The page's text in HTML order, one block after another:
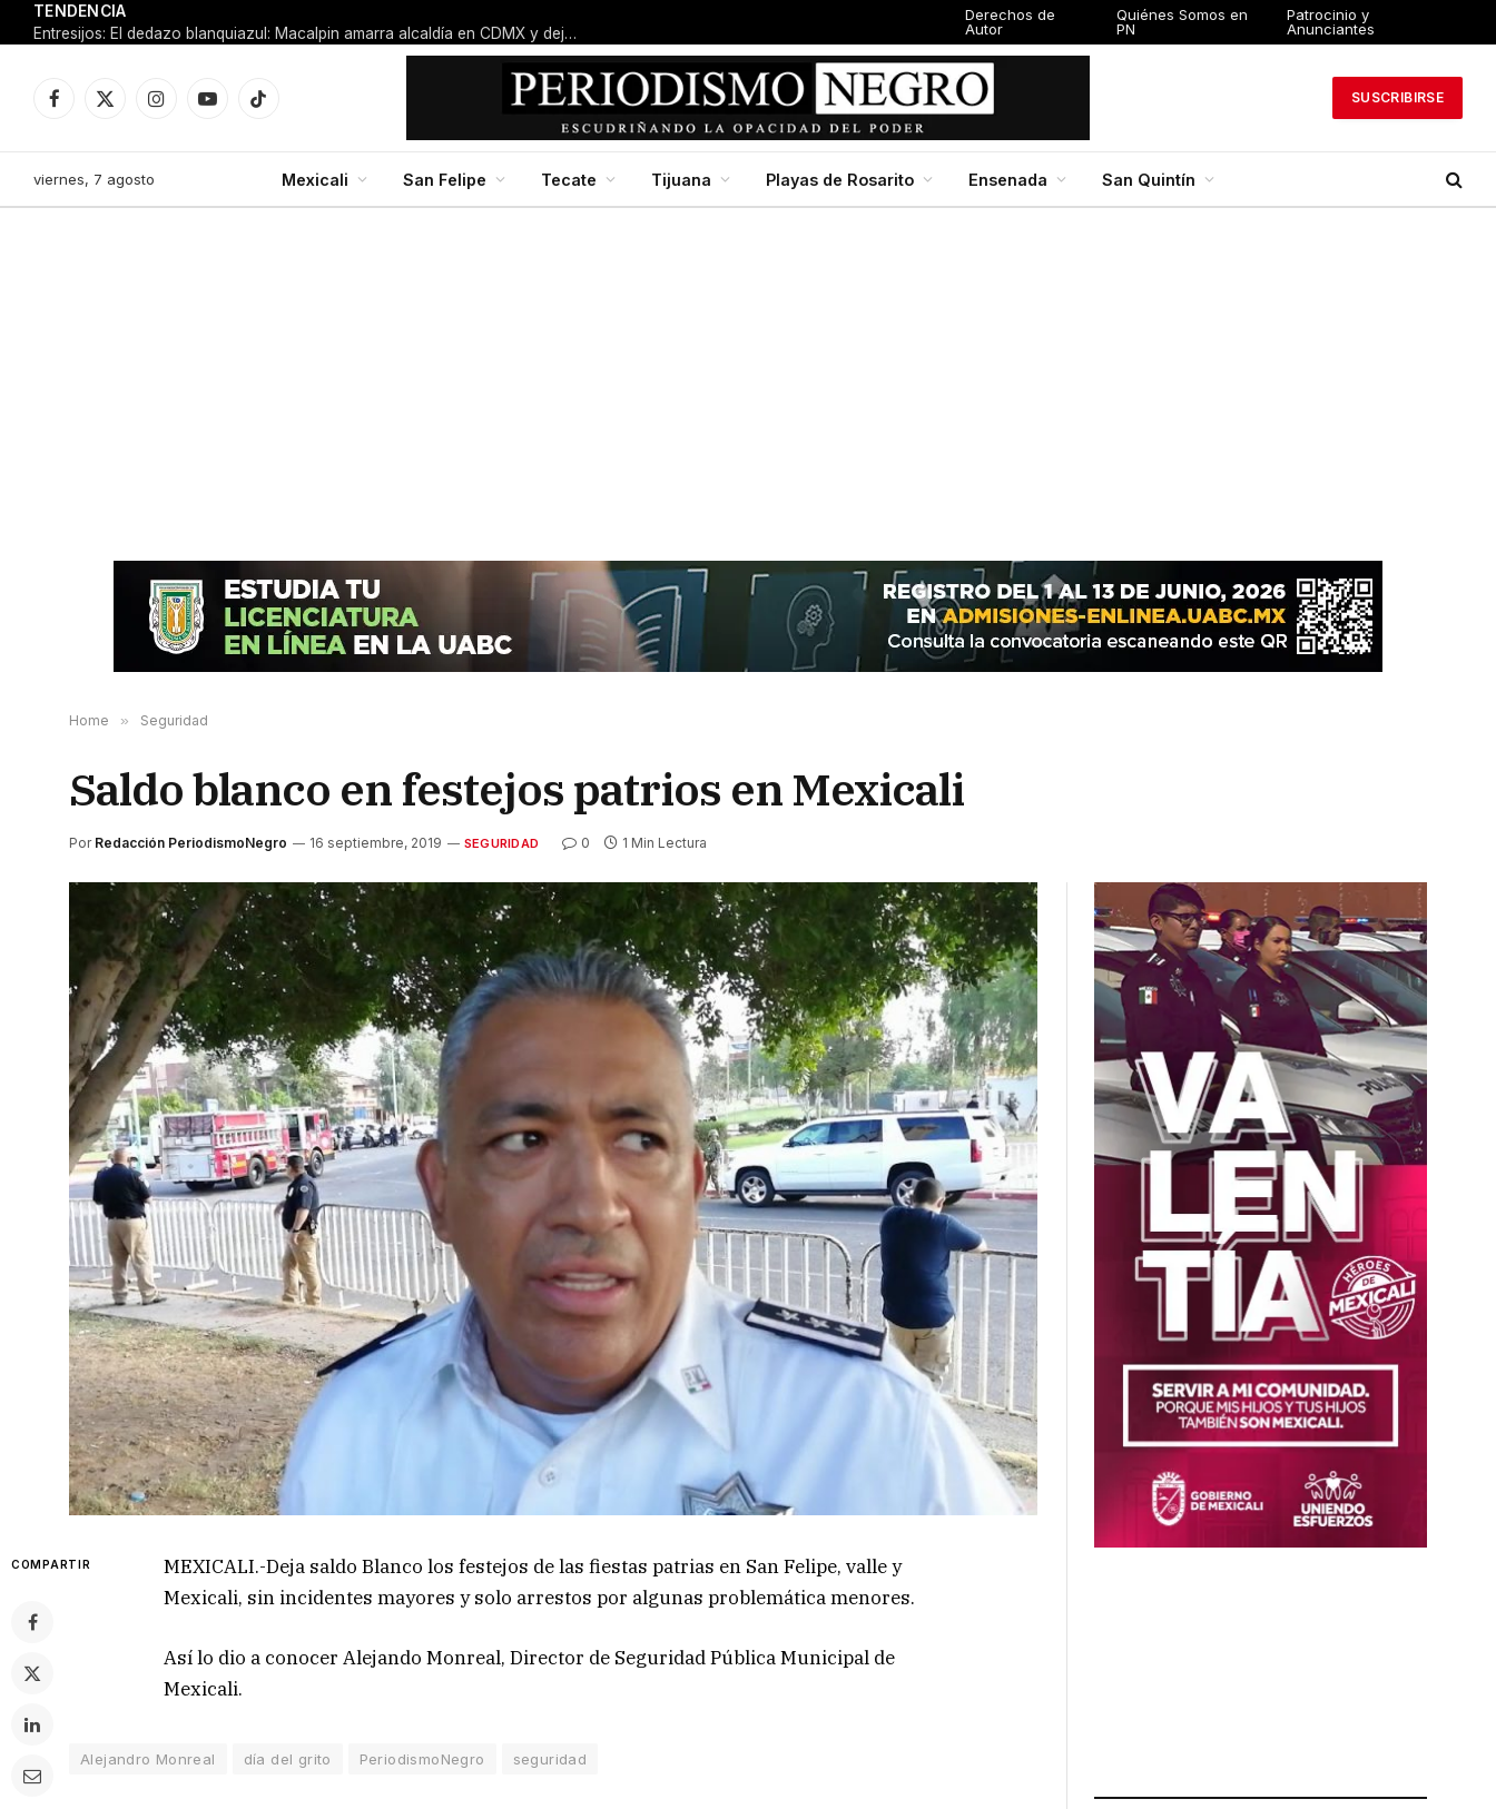
TENDENCIA
Entresijos: El dedazo blanquiazul: Macalpin amarra alcaldía en CDMX y deja al panismo local con el dedo en la boca
Derechos de
Autor
Quiénes Somos en
PN
Patrocinio y
Anunciantes
Facebook
X
InstagramYouTubeTikTok
SUSCRIBIRSE
viernes, 7 agosto Mexicali San Felipe Tecate Tijuana Playas de Rosarito Ensenada San Quintín
Home » Seguridad
Saldo blanco en festejos patrios en Mexicali
Por Redacción PeriodismoNegro 16 septiembre, 2019 SEGURIDAD 0 1 Min Lectura
COMPARTIR
MEXICALI.-Deja saldo Blanco los festejos de las fiestas patrias en San Felipe, valle y
Mexicali, sin incidentes mayores y solo arrestos por algunas problemática menores.
Así lo dio a conocer Alejando Monreal, Director de Seguridad Pública Municipal de
Mexicali.
Alejandro Monreal día del grito PeriodismoNegro seguridad